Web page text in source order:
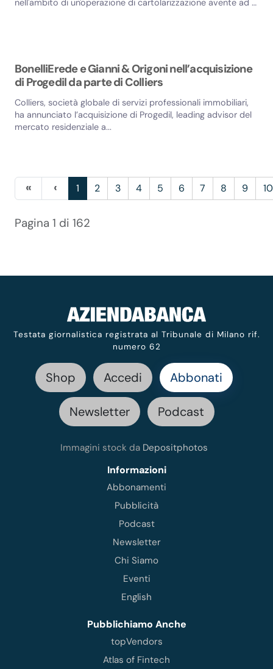
nell'ambito di un'operazione di cartolarizzazione avente ad
BonelliErede e Gianni & Origoni nell’acquisizione
di Progedil da parte di Colliers
Colliers, società globale di servizi professionali immobiliari,
ha annunciato l’acquisizione di Progedil, leading advisor del
mercato residenziale a...
1 2 3 4 5 6 7 8 9 10
Pagina 1 di 162
Testata giornalistica registrata al Tribunale di Milano rif.
numero 62
Shop Accedi Abbonati
Newsletter Podcast
Immagini stock da Depositphotos
Informazioni
Abbonamenti
Pubblicità
Podcast
Newsletter
Chi Siamo
Eventi
English
Pubblichiamo Anche
topVendors
Atlas of Fintech